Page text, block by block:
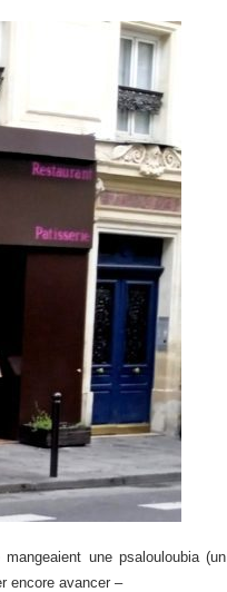
une psalouloubia (un
encore avancer –